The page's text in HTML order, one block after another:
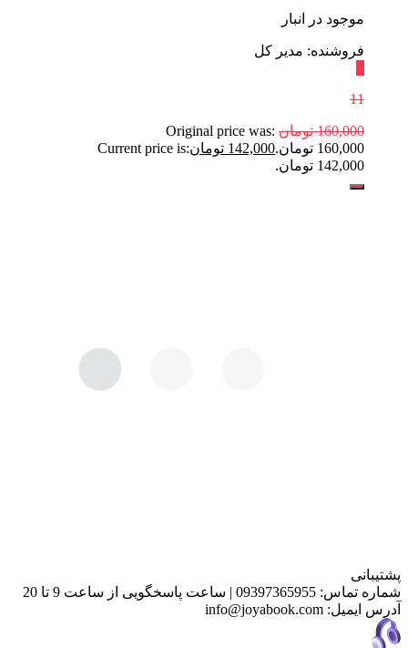
موجود در انبار
فروشنده: مدیر کل
11
160,000 تومان Original price was:
160,000 تومان.
142,000 تومانCurrent price is:
142,000 تومان.
پشتیبانی
شماره تماس: 09397365955
ساعت پاسخگویی از ساعت 9 تا 20
آدرس ایمیل: info@joyabook.com